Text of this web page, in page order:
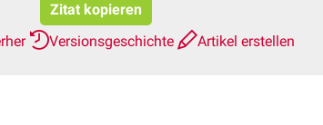
Zitat kopieren
Versionsgeschichte
Artikel erstellen